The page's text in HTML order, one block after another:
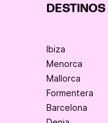
DESTINOS
Ibiza
Menorca
Mallorca
Formentera
Barcelona